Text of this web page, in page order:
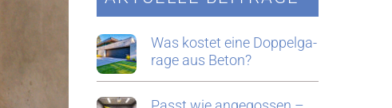
Was kos­tet eine Dop­pel­ga­
ra­ge aus Beton?